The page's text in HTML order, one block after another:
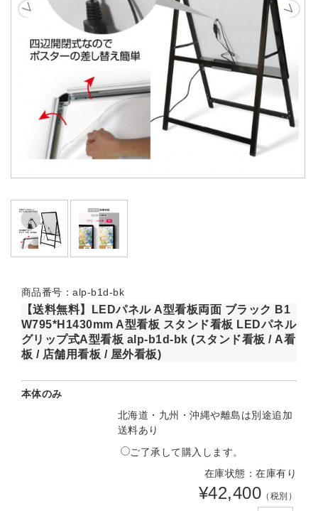
商品番号：alp-b1d-bk
【送料無料】LEDパネル A型看板両面 ブラック B1
W795*H1430mm A型看板 スタンド看板 LEDパネル
グリップ式A型看板 alp-b1d-bk (スタンド看板 / A看
板 / 店舗用看板 / 屋外看板)
本体のみ
北海道・九州・沖縄や離島は別途追加
送料あり
ご了承して購入します。
在庫状態：在庫有り
¥42,400 （税別）